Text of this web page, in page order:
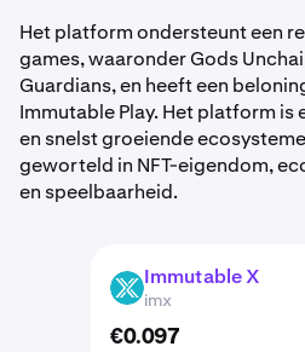
Het platform ondersteunt een
games, waaronder Gods
Guardians, en heeft een
Immutable Play. Het platform is
en snelst groeiende
geworteld in NFT-eigendom,
en speelbaarheid.
IMX Immutable X
imx
€0.097